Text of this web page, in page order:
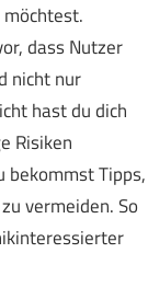
dass Nutzer
nicht nur
hast du dich
Risiken
bekommst Tipps,
vermeiden. So